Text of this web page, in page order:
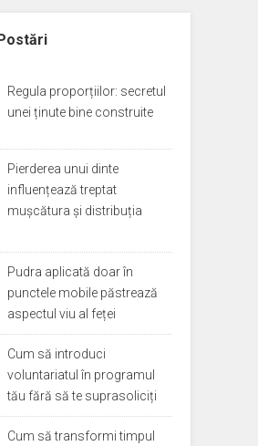
Regula proporțiilor: secretul
unei ținute bine construite
Pierderea unui dinte
influențează treptat
mușcătura și distribuția
Pudra aplicată doar în
punctele mobile păstrează
aspectul viu al feței
Cum să introduci
voluntariatul în programul
tău fără să te suprasoliciți
Cum să transformi timpul